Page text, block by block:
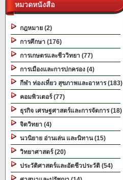
หมวดหนังสือ
กฎหมาย (2)
การศึกษา (176)
การเกษตรและชีววิทยา (77)
การเมืองและการปกครอง (4)
กีฬา ท่องเที่ยว สุขภาพและอาหาร (183)
คอมพิวเตอร์ (77)
ธุรกิจ เศรษฐศาสตร์และการจัดการ (18)
จิตวิทยา (4)
นวนิยาย อ่านเล่น และนิทาน (15)
วิทยาศาสตร์ (20)
ประวัติศาสตร์และอัตชีวประวัติ (54)